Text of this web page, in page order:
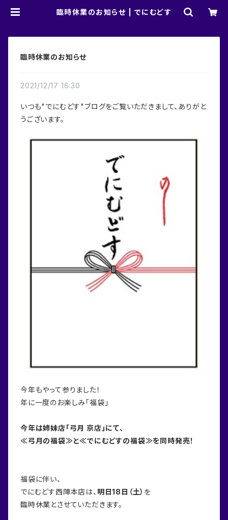
臨時休業のお知らせ | でにむどす
臨時休業のお知らせ
2021/12/17 16:30
いつも"でにむどす"ブログをご覧いただきまして、ありがと
うございます。
今年もやって参りました！
年に一度のお楽しみ「福袋」
今年は姉妹店「弓月 京店」にて、
≪弓月の福袋≫と≪でにむどすの福袋≫を同時発売！
福袋に伴い、
でにむどす西陣本店は、 明日18日（土） を
臨時休業とさせていただきます。